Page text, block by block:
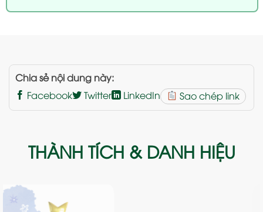
Chia sẻ nội dung này:
Facebook
Twitter LinkedIn Sao chép link
THÀNH TÍCH & DANH HIỆU